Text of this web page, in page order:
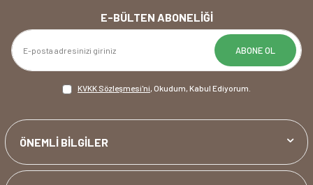
E-BÜLTEN ABONELIĞI
ABONE OL
KVKK Sözleşmesi'ni, Okudum, Kabul Ediyorum.
ÖNEMLİ BİLGİLER